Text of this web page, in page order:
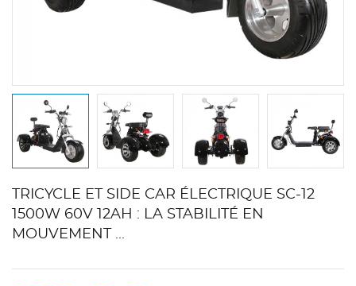
TRICYCLE ET SIDE CAR ÉLECTRIQUE SC-12
1500W 60V 12AH : LA STABILITÉ EN
MOUVEMENT ...